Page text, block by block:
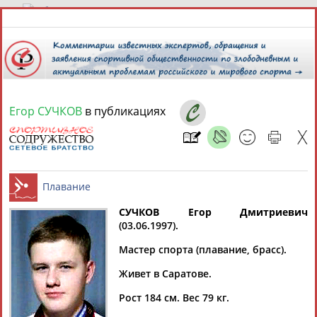
6 августа 2026 года,06:06
1персона
Егор
СУЧКОВ
Ваш запрос: "Егор СУЧКОВ"
Егор СУЧКОВ в публикациях
Плавание
СУЧКОВ Егор Дмитриевич
(03.06.1997).
Мастер спорта (плавание, брасс).
Живет в Саратове.
Рост 184 см. Вес 79 кг.